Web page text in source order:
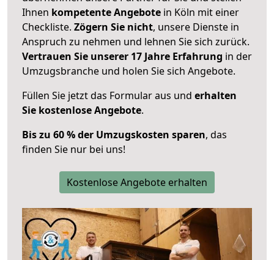
Ihnen kompetente Angebote in Köln mit einer
Checkliste. Zögern Sie nicht, unsere Dienste in
Anspruch zu nehmen und lehnen Sie sich zurück.
Vertrauen Sie unserer 17 Jahre Erfahrung in der
Umzugsbranche und holen Sie sich Angebote.
Füllen Sie jetzt das Formular aus und erhalten
Sie kostenlose Angebote.
Bis zu 60 % der Umzugskosten sparen, das
finden Sie nur bei uns!
Kostenlose Angebote erhalten